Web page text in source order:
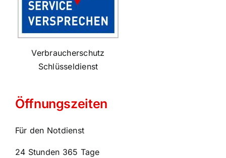
Verbraucherschutz
Schlüsseldienst
Öffnungszeiten
Für den Notdienst
24 Stunden 365 Tage